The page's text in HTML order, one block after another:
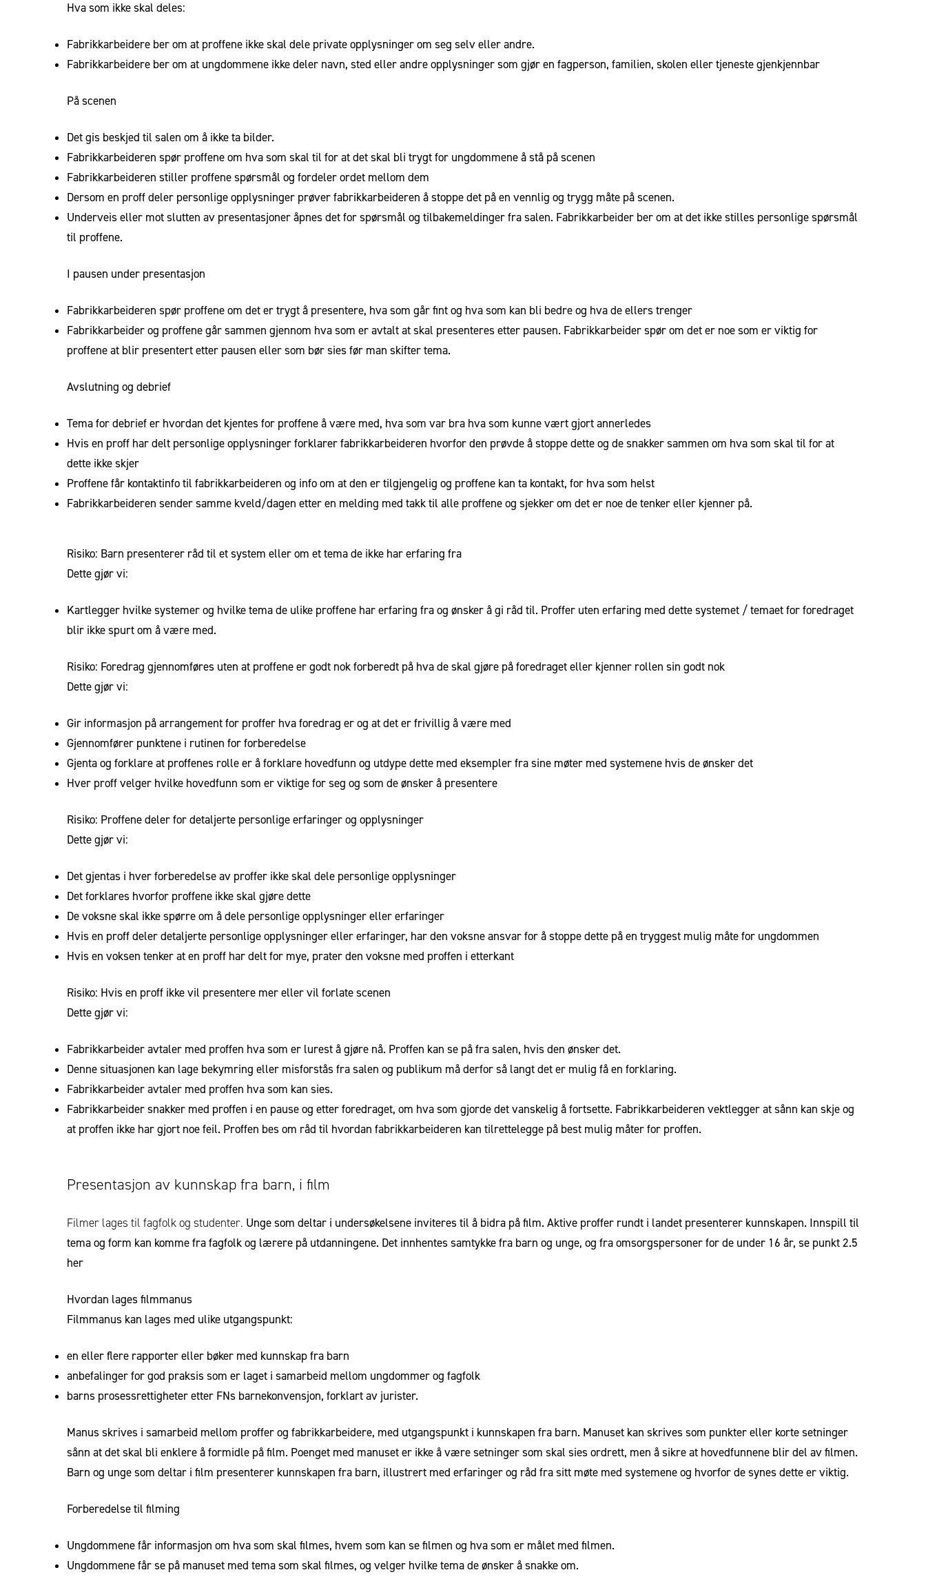
Hva som ikke skal deles:
Fabrikkarbeidere ber om at proffene ikke skal dele private opplysninger om seg selv eller andre.
Fabrikkarbeidere ber om at ungdommene ikke deler navn, sted eller andre opplysninger som gjør en fagperson, familien, skolen eller tjeneste gjenkjennbar
På scenen
Det gis beskjed til salen om å ikke ta bilder.
Fabrikkarbeideren spør proffene om hva som skal til for at det skal bli trygt for ungdommene å stå på scenen
Fabrikkarbeideren stiller proffene spørsmål og fordeler ordet mellom dem
Dersom en proff deler personlige opplysninger prøver fabrikkarbeideren å stoppe det på en vennlig og trygg måte på scenen.
Underveis eller mot slutten av presentasjoner åpnes det for spørsmål og tilbakemeldinger fra salen. Fabrikkarbeider ber om at det ikke stilles personlige spørsmål
til proffene.
I pausen under presentasjon
Fabrikkarbeideren spør proffene om det er trygt å presentere, hva som går fint og hva som kan bli bedre og hva de ellers trenger
Fabrikkarbeider og proffene går sammen gjennom hva som er avtalt at skal presenteres etter pausen. Fabrikkarbeider spør om det er noe som er viktig for
proffene at blir presentert etter pausen eller som bør sies før man skifter tema.
Avslutning og debrief
Tema for debrief er hvordan det kjentes for proffene å være med, hva som var bra hva som kunne vært gjort annerledes
Hvis en proff har delt personlige opplysninger forklarer fabrikkarbeideren hvorfor den prøvde å stoppe dette og de snakker sammen om hva som skal til for at
dette ikke skjer
Proffene får kontaktinfo til fabrikkarbeideren og info om at den er tilgjengelig og proffene kan ta kontakt, for hva som helst
Fabrikkarbeideren sender samme kveld/dagen etter en melding med takk til alle proffene og sjekker om det er noe de tenker eller kjenner på.
Risiko: Barn presenterer råd til et system eller om et tema de ikke har erfaring fra
Dette gjør vi:
Kartlegger hvilke systemer og hvilke tema de ulike proffene har erfaring fra og ønsker å gi råd til. Proffer uten erfaring med dette systemet / temaet for foredraget
blir ikke spurt om å være med.
Risiko: Foredrag gjennomføres uten at proffene er godt nok forberedt på hva de skal gjøre på foredraget eller kjenner rollen sin godt nok
Dette gjør vi:
Gir informasjon på arrangement for proffer hva foredrag er og at det er frivillig å være med
Gjennomfører punktene i rutinen for forberedelse
Gjenta og forklare at proffenes rolle er å forklare hovedfunn og utdype dette med eksempler fra sine møter med systemene hvis de ønsker det
Hver proff velger hvilke hovedfunn som er viktige for seg og som de ønsker å presentere
Risiko: Proffene deler for detaljerte personlige erfaringer og opplysninger
Dette gjør vi:
Det gjentas i hver forberedelse av proffer ikke skal dele personlige opplysninger
Det forklares hvorfor proffene ikke skal gjøre dette
De voksne skal ikke spørre om å dele personlige opplysninger eller erfaringer
Hvis en proff deler detaljerte personlige opplysninger eller erfaringer, har den voksne ansvar for å stoppe dette på en tryggest mulig måte for ungdommen
Hvis en voksen tenker at en proff har delt for mye, prater den voksne med proffen i etterkant
Risiko: Hvis en proff ikke vil presentere mer eller vil forlate scenen
Dette gjør vi:
Fabrikkarbeider avtaler med proffen hva som er lurest å gjøre nå. Proffen kan se på fra salen, hvis den ønsker det.
Denne situasjonen kan lage bekymring eller misforstås fra salen og publikum må derfor så langt det er mulig få en forklaring.
Fabrikkarbeider avtaler med proffen hva som kan sies.
Fabrikkarbeider snakker med proffen i en pause og etter foredraget, om hva som gjorde det vanskelig å fortsette. Fabrikkarbeideren vektlegger at sånn kan skje og
at proffen ikke har gjort noe feil. Proffen bes om råd til hvordan fabrikkarbeideren kan tilrettelegge på best mulig måter for proffen.
Presentasjon av kunnskap fra barn, i film
Filmer lages til fagfolk og studenter. Unge som deltar i undersøkelsene inviteres til å bidra på film. Aktive proffer rundt i landet presenterer kunnskapen. Innspill til
tema og form kan komme fra fagfolk og lærere på utdanningene. Det innhentes samtykke fra barn og unge, og fra omsorgspersoner for de under 16 år, se punkt 2.5
her
Hvordan lages filmmanus
Filmmanus kan lages med ulike utgangspunkt:
en eller flere rapporter eller bøker med kunnskap fra barn
anbefalinger for god praksis som er laget i samarbeid mellom ungdommer og fagfolk
barns prosessrettigheter etter FNs barnekonvensjon, forklart av jurister.
Manus skrives i samarbeid mellom proffer og fabrikkarbeidere, med utgangspunkt i kunnskapen fra barn. Manuset kan skrives som punkter eller korte setninger
sånn at det skal bli enklere å formidle på film. Poenget med manuset er ikke å være setninger som skal sies ordrett, men å sikre at hovedfunnene blir del av filmen.
Barn og unge som deltar i film presenterer kunnskapen fra barn, illustrert med erfaringer og råd fra sitt møte med systemene og hvorfor de synes dette er viktig.
Forberedelse til filming
Ungdommene får informasjon om hva som skal filmes, hvem som kan se filmen og hva som er målet med filmen.
Ungdommene får se på manuset med tema som skal filmes, og velger hvilke tema de ønsker å snakke om.